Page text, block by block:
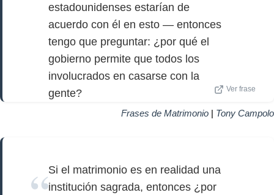
estadounidenses estarían de
acuerdo con él en esto — entonces
tengo que preguntar: ¿por qué el
gobierno permite que todos los
involucrados en casarse con la
gente?
Ver frase
Frases de Matrimonio | Tony Campolo
Si el matrimonio es en realidad una
institución sagrada, entonces ¿por